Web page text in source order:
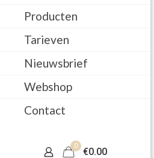
Producten
Tarieven
Nieuwsbrief
Webshop
Contact
0
€0.00